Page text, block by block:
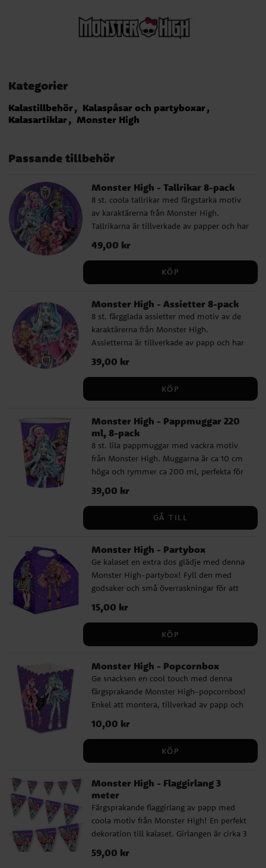
Kategorier
Kalastillbehör
Kalaspåsar och partyboxar
Kalasartiklar
Monster High
Passande tillbehör
Monster High - Tallrikar 8-pack
8 st. coola tallrikar med färgstarka motiv
av karaktärerna från Monster High.
Tallrikarna är tillverkade av papper och har
en diameter på ca 23 cm.
Pris :49,00 kr
49,00 kr
KÖP
Monster High - Assietter 8-pack
8 st. färgglada assietter med motiv av de
karaktärerna från Monster High.
Assietterna är tillverkade av papp och har
en diameter på ca 18 cm.
Pris:39,00 kr
39,00 kr
KÖP
Monster High - Pappmuggar 220
ml, 8-pack
8 st. lila pappmuggar med vackra motiv
från Monster High. Muggarna är ca 10 cm
höga och rymmer ca 200 ml, perfekta för
att fylla med dryck och sprida glädje på ett
färgsprakande kalas!
Pris:39,00 kr
39,00 kr
GÅ TILL
Monster High - Partybox
Ge kalaset en extra dos glädje med denna
Monster High-partybox! Fyll den med
godsaker och små överraskningar för att
göra kalaset oförglömligt. Enkel att vika
ihop, tillverkad av papp och har måtten 20
Pris:15,00 kr
15,00 kr
KÖP
Monster High - Popcornbox
Ge snacksen en cool touch med denna
färgsprakande Monster High-popcornbox!
Enkel att montera, tillverkad av papp och
med måtten 12 x 5 cm. Perfekt för popcorn
på kalaset. Säljs styckvis.
Pris:10,00 kr
10,00 kr
KÖP
Monster High - Flaggirlang 3
meter
Färgsprakande flaggirlang av papp med
coola motiv från Monster High! En perfekt
dekoration till kalaset. Girlangen är cirka 3
meter lång och varje vimpel är cirka 24,5
cm hög.
Pris:59,00 kr
59,00 kr